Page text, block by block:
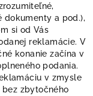
dokumenty a pod.),
si od Vás
reklamácie. V
konanie začína v
podania.
v zmysle
bez zbytočného